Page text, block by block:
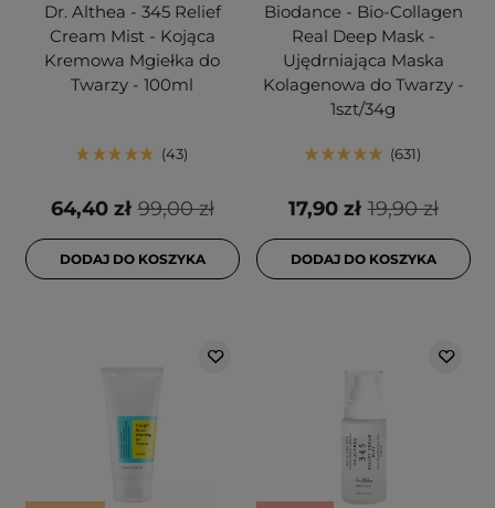
Dr. Althea - 345 Relief
Cream Mist - Kojąca
Kremowa Mgiełka do
Twarzy - 100ml
43
99,00 zł
64,40 zł
DODAJ DO KOSZYKA
Biodance - Bio-Collagen
Real Deep Mask -
Ujędrniająca Maska
Kolagenowa do Twarzy -
1szt/34g
631
19,90 zł
17,90 zł
DODAJ DO KOSZYKA